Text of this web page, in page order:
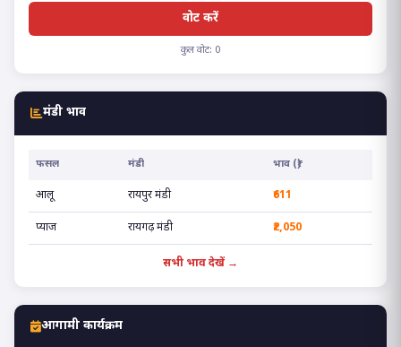
वोट करें
कुल वोट: 0
मंडी भाव
फसल मंडी भाव (₹)
आलू रायपुर मंडी ₹611
प्याज रायगढ़ मंडी ₹2,050
सभी भाव देखें →
आगामी कार्यक्रम